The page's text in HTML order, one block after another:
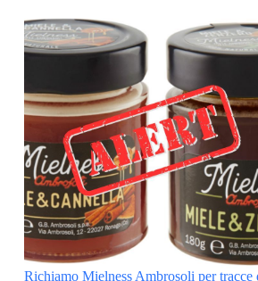
Richiamo Mielness Ambrosoli per tracce